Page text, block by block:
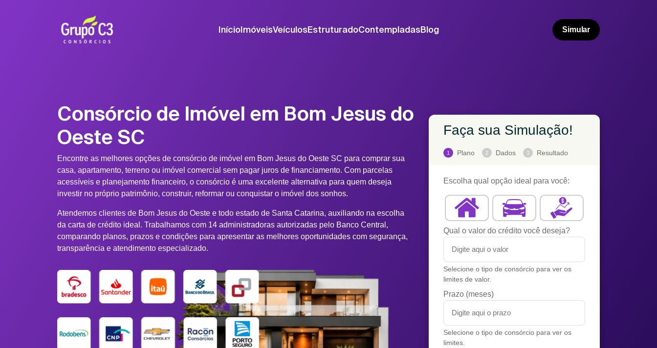
InícioImóveisVeículosEstruturadoContempladasBlog Simular
Consórcio de Imóvel em Bom Jesus do
Oeste SC
Encontre as melhores opções de consórcio de imóvel em Bom Jesus do Oeste SC para comprar sua
casa, apartamento, terreno ou imóvel comercial sem pagar juros de financiamento. Com parcelas
acessíveis e planejamento financeiro, o consórcio é uma excelente alternativa para quem deseja
investir no próprio patrimônio, construir, reformar ou conquistar o imóvel dos sonhos.
Atendemos clientes de Bom Jesus do Oeste e todo estado de Santa Catarina, auxiliando na escolha
da carta de crédito ideal. Trabalhamos com 14 administradoras autorizadas pelo Banco Central,
comparando planos, prazos e condições para apresentar as melhores oportunidades com segurança,
transparência e atendimento especializado.
Faça sua Simulação!
1 Plano 2 Dados 3 Resultado
Escolha qual opção ideal para você:
Qual o valor do crédito você deseja?
Selecione o tipo de consórcio para ver os
limites de valor.
Prazo (meses)
Selecione o tipo de consórcio para ver os
limites.